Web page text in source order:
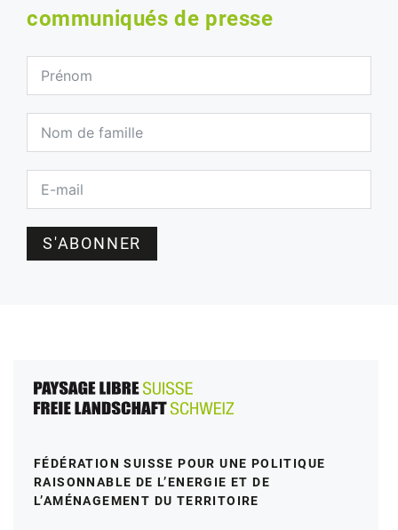
communiqués de presse
S'ABONNER
FÉDÉRATION SUISSE POUR UNE POLITIQUE
RAISONNABLE DE L’ENERGIE ET DE
L’AMÉNAGEMENT DU TERRITOIRE